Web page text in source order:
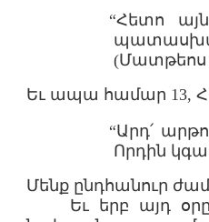
“Հետո
(Մատթեոս
Եւ ապա համար 13,
“Արդ՛
Որդին
Մենք ընդհանուր
Եւ երբ այդ